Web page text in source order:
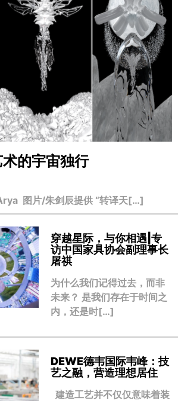
的宇宙独行
图片/朱剑辰提供 “转译天[…]
穿越星际，与你相遇|专
访中国家具协会副理事长
屠祺
为什么我们记得过去，而非
未来？ 是我们存在于时间之
内，还是时[…]
DEWE德韦国际韦峰：技
艺之融，营造理想居住
建造工艺并不仅仅意味着装